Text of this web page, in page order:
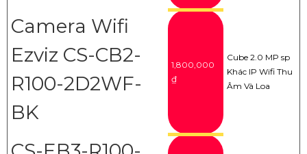
Camera Wifi
Ezviz CS-CB2-
R100-2D2WF-
BK
1,800,000
₫
Cube 2.0 MP sp
Khác IP Wifi Thu
Âm Và Loa